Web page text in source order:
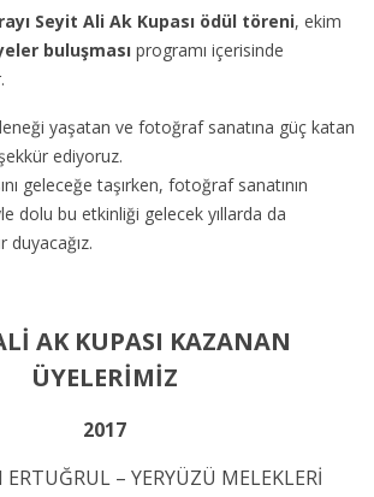
Seyit Ali Ak Kupası ödül töreni, ekim
buluşması programı içerisinde
yaşatan ve fotoğraf sanatına güç katan
ediyoruz.
geleceğe taşırken, fotoğraf sanatının
dolu bu etkinliği gelecek yıllarda da
duyacağız.
AK KUPASI KAZANAN
ÜYELERİMİZ
2017
ERTUĞRUL – YERYÜZÜ MELEKLERİ